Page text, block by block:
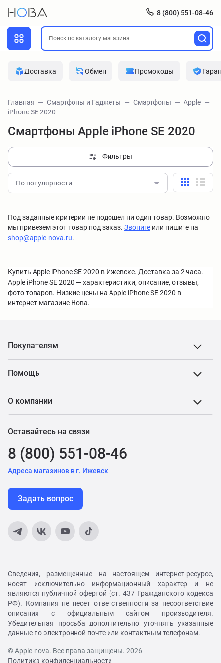
8 (800) 551-08-46
Доставка Обмен Промокоды
Главная Смартфоны и Гаджеты Смартфоны
Apple
iPhone SE 2020
Смартфоны Apple iPhone SE 2020
Фильтры
По популярности
Под заданные критерии не подошел ни один товар. Возможно
мы привезем этот товар под заказ. Звоните или пишите на
shop@apple-nova.ru.
Купить Apple iPhone SE 2020 в Ижевске. Доставка за 2 часа.
Apple iPhone SE 2020 — характеристики, описание, отзывы,
фото товаров. Низкие цены на Apple iPhone SE 2020 в
интернет-магазине Нова.
Покупателям
Помощь
О компании
Оставайтесь на связи
8 (800) 551-08-46
Адреса магазинов в г. Ижевск
Задать вопрос
Сведения, размещенные на настоящем интернет-ресурсе,
носят исключительно информационный характер и не
являются публичной офертой (ст. 437 Гражданского кодекса
РФ). Компания не несет ответственности за несоответствие
описания с официальным сайтом производителя.
Убедительная просьба дополнительно уточнять указанные
данные по электронной почте или контактным телефонам.
© Apple-nova. Все права защищены. 2026
Политика конфиденциальности